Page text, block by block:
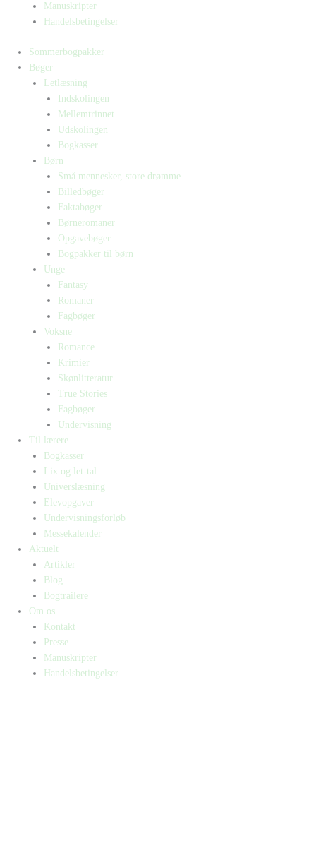
Manuskripter
Handelsbetingelser
Sommerbogpakker
Bøger
Letlæsning
Indskolingen
Mellemtrinnet
Udskolingen
Bogkasser
Børn
Små mennesker, store drømme
Billedbøger
Faktabøger
Børneromaner
Opgavebøger
Bogpakker til børn
Unge
Fantasy
Romaner
Fagbøger
Voksne
Romance
Krimier
Skønlitteratur
True Stories
Fagbøger
Undervisning
Til lærere
Bogkasser
Lix og let-tal
Universlæsning
Elevopgaver
Undervisningsforløb
Messekalender
Aktuelt
Artikler
Blog
Bogtrailere
Om os
Kontakt
Presse
Manuskripter
Handelsbetingelser